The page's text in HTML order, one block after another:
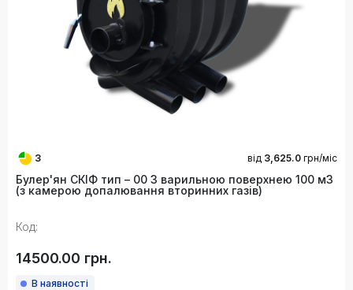
3 від 3,625.0 грн/міс
Булер'ян СКІФ тип – 00 З варильною поверхнею 100 м3
(з камерою допалювання вторинних газів)
Код:
14500.00 грн.
В наявності